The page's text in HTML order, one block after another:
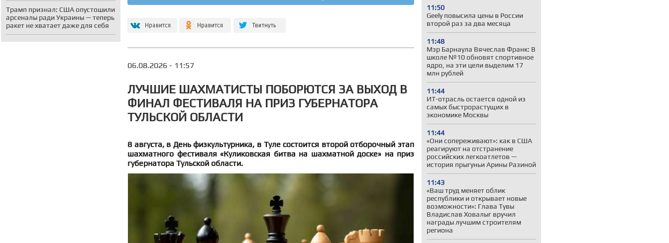
Трамп признал: США опустошили
арсеналы ради Украины — теперь
ракет не хватает даже для себя
11:50
Geely повысила цены в России
второй раз за два месяца
11:48
Мэр Барнаула Вячеслав Франк: В
школе №10 обновят спортивное
ядро, на эти цели выделим 17
млн рублей
11:44
ИТ-отрасль остается одной из
самых быстрорастущих в
экономике Москвы
11:44
«Они сопереживают»: как в США
реагируют на отстранение
российских легкоатлетов —
история прыгуньи Арины Разиной
11:43
«Ваш труд меняет облик
республики и открывает новые
возможности»: Глава Тувы
Владислав Ховалыг вручил
награды лучшим строителям
региона
06.08.2026 - 11:57
ЛУЧШИЕ ШАХМАТИСТЫ ПОБОРЮТСЯ ЗА ВЫХОД В
ФИНАЛ ФЕСТИВАЛЯ НА ПРИЗ ГУБЕРНАТОРА
ТУЛЬСКОЙ ОБЛАСТИ
8 августа, в День физкультурника, в Туле состоится второй отборочный этап
шахматного фестиваля «Куликовская битва на шахматной доске» на приз
губернатора Тульской области.